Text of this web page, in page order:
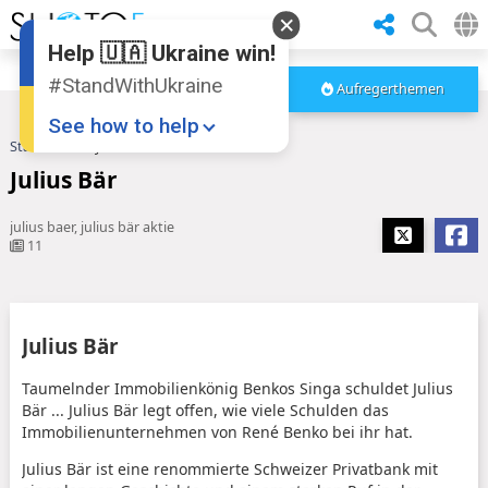
Aufregerthemen
Startseite
Julius Bär
julius baer, julius bär aktie
11
Julius Bär
Taumelnder Immobilienkönig Benkos Singa schuldet Julius
Bär ... Julius Bär legt offen, wie viele Schulden das
Immobilienunternehmen von René Benko bei ihr hat.
Julius Bär ist eine renommierte Schweizer Privatbank mit
Help 🇺🇦 Ukraine win!
#StandWithUkraine
See how to help
Share this widget
📌